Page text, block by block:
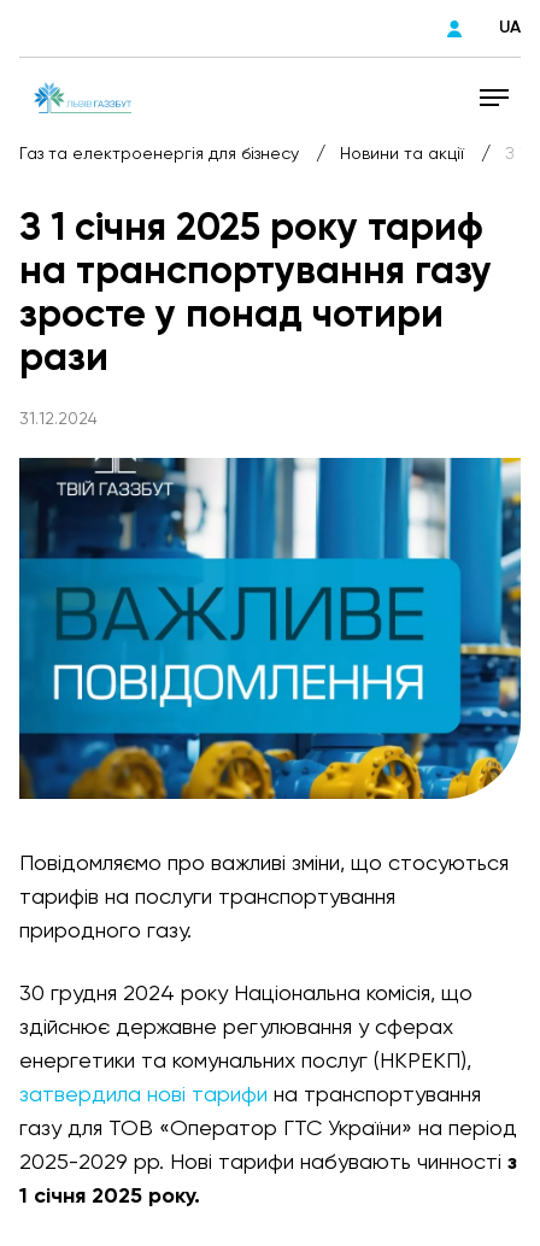
UA
Газ та електроенергія для бізнесу / Новини та акції / З 1
З 1 січня 2025 року тариф
на транспортування газу
зросте у понад чотири
рази
31.12.2024
Повідомляємо про важливі зміни, що стосуються
тарифів на послуги транспортування
природного газу.
30 грудня 2024 року Національна комісія, що
здійснює державне регулювання у сферах
енергетики та комунальних послуг (НКРЕКП),
затвердила нові тарифи на транспортування
газу для ТОВ «Оператор ГТС України» на період
2025-2029 рр. Нові тарифи набувають чинності з
1 січня 2025 року.